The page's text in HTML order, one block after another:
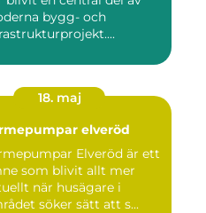
bygg- och
18. maj
elveröd
Elveröd är ett
som blivit allt mer
när husägare i
söker sätt att s...